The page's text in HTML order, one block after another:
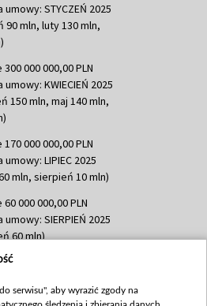
STYCZEŃ 2025
90 mln, luty 130 mln,
000 000,00 PLN
KWIECIEŃ 2025
150 mln, maj 140 mln,
000 000,00 PLN
LIPIEC 2025
mln, sierpień 10 mln)
000 000,00 PLN
SIERPIEŃ 2025
60 mln)
783 051,21 PLN
100 mln, październik 350
serwisu", aby wyrazić zgody na